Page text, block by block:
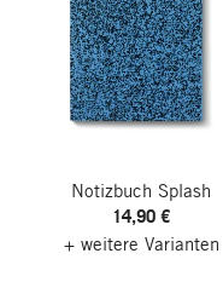
Notizbuch Splash
14,90 €
+ weitere Varianten